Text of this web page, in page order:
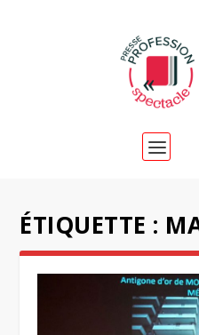
ÉTIQUETTE :